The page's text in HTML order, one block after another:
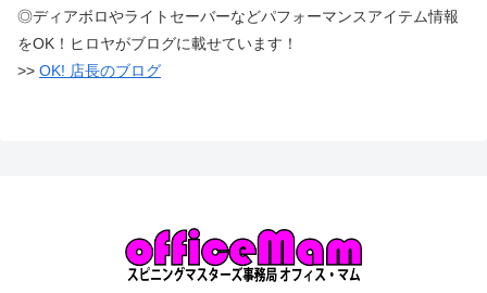
◎ディアボロやライトセーバーなどパフォーマンスアイテム情報
をOK！ヒロヤがブログに載せています！
>> OK! 店長のブログ